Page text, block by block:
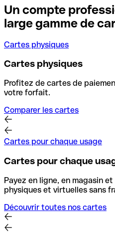
Un compte
large gamme de
Cartes physiques
Cartes physiques
Profitez de cartes de
votre forfait.
Comparer les cartes
Cartes pour chaque usage
Cartes pour chaque
Payez en ligne, en magasin
physiques et virtuelles sans
Découvrir toutes nos cartes